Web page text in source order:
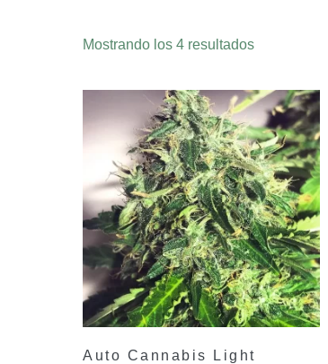
Mostrando los 4 resultados
Auto Cannabis Light